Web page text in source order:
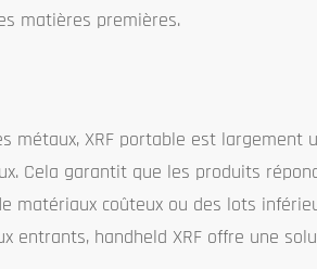
matières premières.
métaux, XRF portable est
Cela garantit que les produits
coûteux ou des lots
entrants, handheld XRF offre une